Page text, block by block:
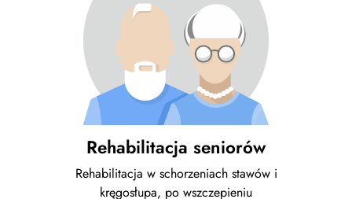
Rehabilitacja seniorów
Rehabilitacja w schorzeniach stawów i
kręgosłupa, po wszczepieniu